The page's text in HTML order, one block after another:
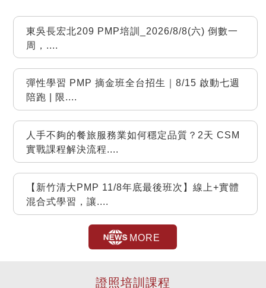
東吳長宏北209 PMP培訓_2026/8/8(六) 倒數一
周， ....
彈性學習 PMP 摘金班全台招生｜8/15 啟動七週
陪跑 | 限....
人手不夠的餐旅服務業如何穩定品質？2天 CSM
實戰課程解決流程....
【新竹清大PMP 11/8年底最後班次】線上+實體
混合式學習，讓....
MORE
證照培訓課程